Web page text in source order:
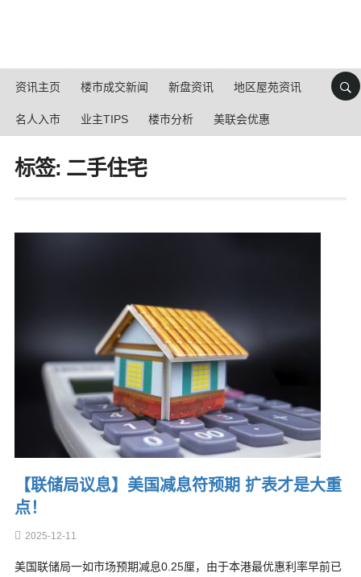
资讯主页 楼市成交新闻 新盘资讯 地区屋苑资讯
名人入市 业主TIPS 楼市分析 美联会优惠
标签: 二手住宅
【联储局议息】美国减息符预期 扩表才是大重
点！
2025-12-11
美国联储局一如市场预期减息0.25厘，由于本港最优惠利率早前已